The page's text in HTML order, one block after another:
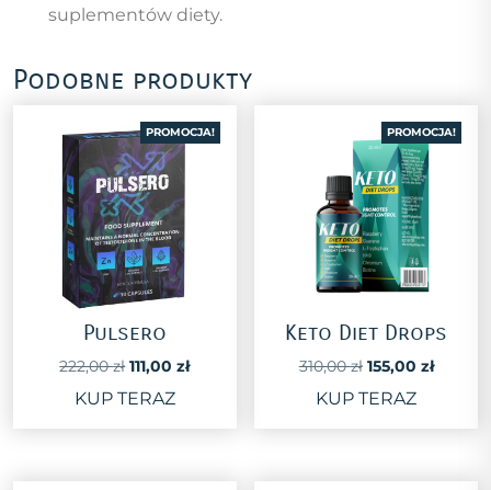
suplementów diety.
Podobne produkty
PROMOCJA!
Pulsero
222,00zł Pierwotna
cena
111,00złAktualna
KUP TERAZ
PROMOCJA!
Keto Diet Drops
310,00zł Pierwotna
cena
155,00 zł
KUP TERAZ